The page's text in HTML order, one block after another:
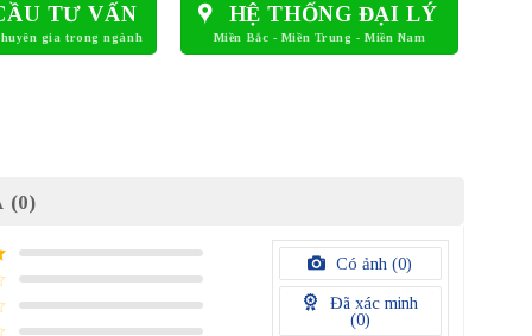
TƯ VẤN HỆ THỐNG ĐẠI LÝ
(0)
Có ảnh (0)
Đã xác minh
(0)